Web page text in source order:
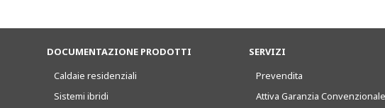
DOCUMENTAZIONE PRODOTTI
Caldaie residenziali
Sistemi ibridi
SERVIZI
Prevendita
Attiva Garanzia Convenzionale